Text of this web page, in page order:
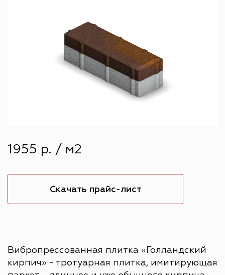
1955 р. / м2
Скачать прайс-лист
Вибропрессованная плитка «Голландский
кирпич» - тротуарная плитка, имитирующая